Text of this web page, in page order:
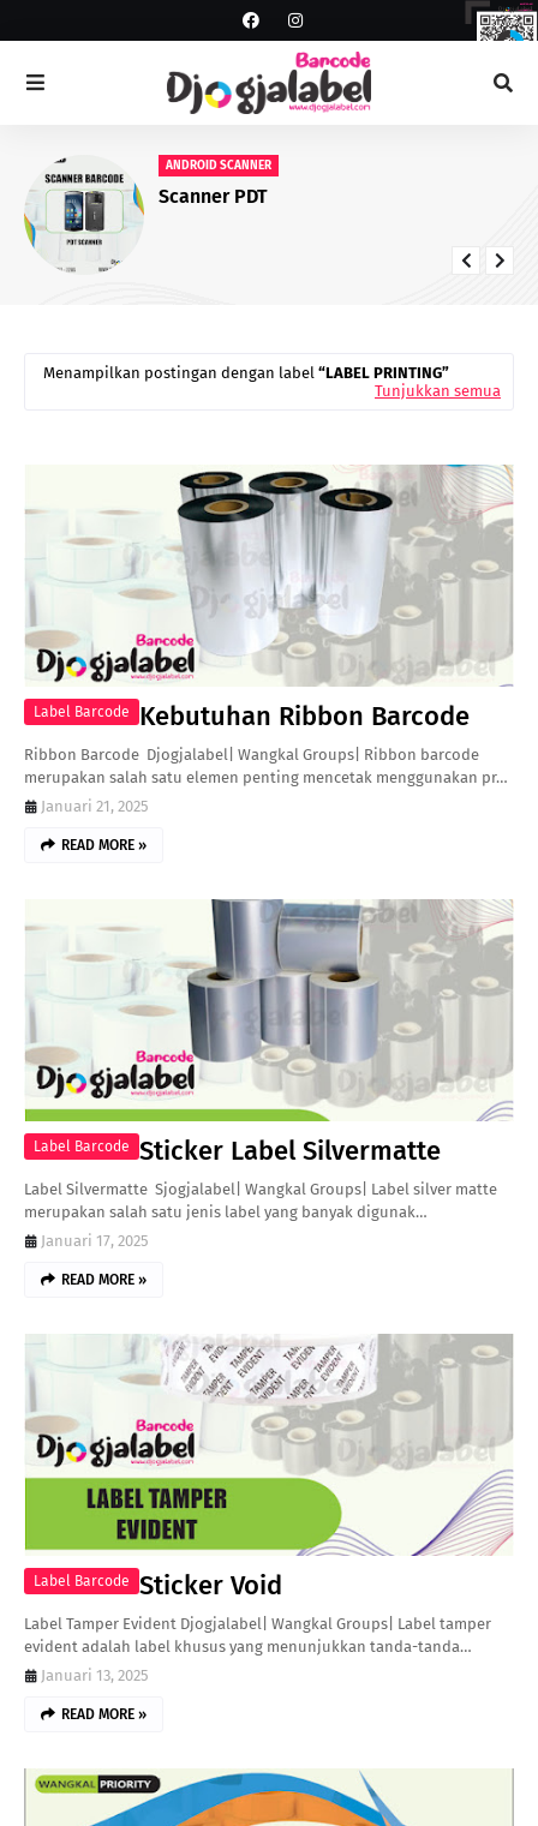
ANDROID SCANNER
Scanner PDT
Menampilkan postingan dengan label LABEL PRINTING
Tunjukkan semua
Label Barcode Kebutuhan Ribbon Barcode
Ribbon Barcode Djogjalabel| Wangkal Groups| Ribbon barcode
merupakan salah satu elemen penting mencetak menggunakan pr…
Januari 21, 2025
READ MORE »
Label Barcode Sticker Label Silvermatte
Label Silvermatte Sjogjalabel| Wangkal Groups| Label silver matte
merupakan salah satu jenis label yang banyak digunak…
Januari 17, 2025
READ MORE »
Label Barcode Sticker Void
Label Tamper Evident Djogjalabel| Wangkal Groups| Label tamper
evident adalah label khusus yang menunjukkan tanda-tanda…
Januari 13, 2025
READ MORE »